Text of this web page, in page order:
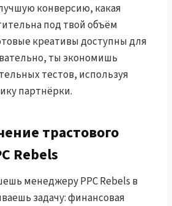
конверсию, какая
под твой объём
креативы доступны для
ты экономишь
тестов, используя
партнёрки.
трастового
Rebels
менеджеру PPC Rebels в
задачу: финансовая